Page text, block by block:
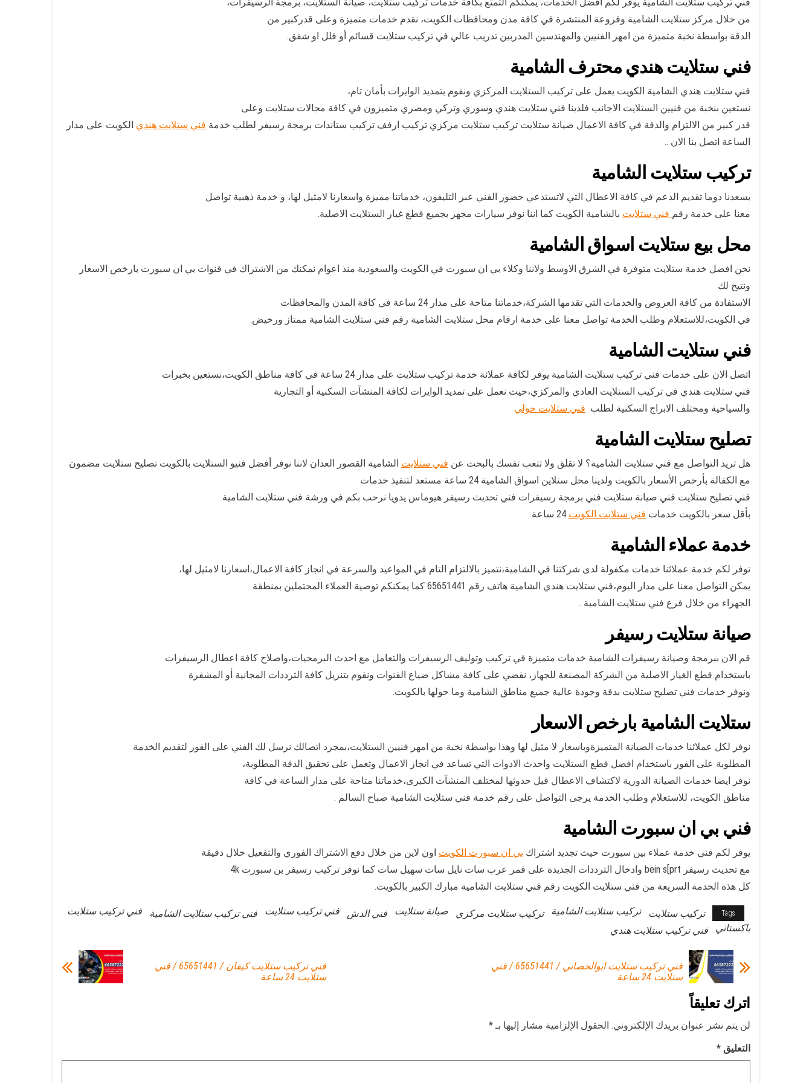
من خلال مركز ستلايت الشامية وفروعة المنتشرة في كافة مدن ومحافظات الكويت، نقدم خدمات متميزة وعلى قدركبير من
الدقة بواسطة نخبة متميزة من امهر الفنيين والمهندسين المدربين تدريب عالي في تركيب ستلايت قسائم أو فلل او شقق.
فني ستلايت هندي محترف الشامية
فني ستلايت هندي الشامية الكويت يعمل على تركيب الستلايت المركزي ونقوم بتمديد الوايرات بأمان تام،
نستعين بنخبة من فنيين الستلايت الاجانب فلدينا فني ستلايت هندي وسوري وتركي ومصري متميزون في كافة مجالات ستلايت وعلى
قدر كبير من الالتزام والدقة في كافة الاعمال صيانة ستلايت تركيب ستلايت مركزي تركيب ارفف تركيب ستاندات برمجة رسيفر لطلب خدمة فني ستلايت هندي الكويت على مدار
الساعة اتصل بنا الان ..
تركيب ستلايت الشامية
يسعدنا دوما تقديم الدعم في كافة الاعطال التي لاتستدعي حضور الفني عبر التليفون، خدماتنا مميزة واسعارنا لامثيل لها، و خدمة ذهبية تواصل
معنا على خدمة رقم فني ستلايت بالشامية الكويت كما اننا نوفر سيارات مجهز بجميع قطع غيار الستلايت الاصلية.
محل بيع ستلايت اسواق الشامية
نحن افضل خدمة ستلايت متوفرة في الشرق الاوسط ولاننا وكلاء بي ان سبورت في الكويت والسعودية منذ اعوام نمكنك من الاشتراك في قنوات بي ان سبورت بارخص الاسعار
ونتيح لك
الاستفادة من كافة العروض والخدمات التي تقدمها الشركة،خدماتنا متاحة على مدار 24 ساعة في كافة المدن والمحافظات
في الكويت،للاستعلام وطلب الخدمة تواصل معنا على خدمة ارقام محل ستلايت الشامية رقم فني ستلايت الشامية ممتاز ورخيض.
فني ستلايت الشامية
اتصل الان على خدمات فني تركيب ستلايت الشامية يوفر لكافة عملائة خدمة تركيب ستلايت على مدار 24 ساعة في كافة مناطق الكويت،نستعين بخبرات
فني ستلايت هندي في تركيب الستلايت العادي والمركزي،حيث نعمل على تمديد الوايرات لكافة المنشآت السكنية أو التجارية
والسياحية ومختلف الابراج السكنية لطلب فني ستلايت حولي
تصليح ستلايت الشامية
هل تريد التواصل مع فني ستلايت الشامية؟ لا تقلق ولا تتعب تفسك بالبحث عن فني ستلايت الشامية القصور العدان لاننا نوفر أفضل فنيو الستلايت بالكويت تصليح ستلايت مضمون
مع الكفالة بأرخص الأسعار بالكويت ولدينا محل ستلاين اسواق الشامية 24 ساعة مستعد لتنفيذ خدمات
فني تصليح ستلايت فني صيانة ستلايت فني برمجة رسيفرات فني تحديث رسيفر هيوماس يدويا نرحب بكم في ورشة فني ستلايت الشامية
بأقل سعر بالكويت خدمات فني ستلايت الكويت
خدمة عملاء الشامية
توفر لكم خدمة عملائنا خدمات مكفولة لدى شركتنا في الشامية،نتميز بالالتزام التام في المواعيد والسرعة في انجاز كافة الاعمال،اسعارنا لامثيل لها،
يمكن التواصل معنا على مدار اليوم،فني ستلايت هندي الشامية هاتف رقم 65651441 كما يمكنكم توصية العملاء المحتملين بمنطقة
الجهراء من خلال فرع فني ستلايت الشامية .
صيانة ستلايت رسيفر
قم الان ببرمجة وصيانة رسيفرات الشامية خدمات متميزة في تركيب وتوليف الرسيفرات والتعامل مع احدث البرمجيات،واصلاح كافة اعطال الرسيفرات
باستخدام قطع الغيار الاصلية من الشركة المصنعة للجهاز، نقضي على كافة مشاكل ضياع القنوات ونقوم بتنزيل كافة الترددات المجانية أو المشفرة
ونوفر خدمات فني تصليح ستلايت بدقة وجودة عالية جميع مناطق الشامية وما حولها بالكويت.
ستلايت الشامية بارخص الاسعار
نوفر لكل عملائنا خدمات الصيانة المتميزةوباسعار لا مثيل لها وهذا بواسطة نخبة من امهر فنيين الستلايت،بمجرد اتصالك نرسل لك الفني على الفور لتقديم الخدمة
المطلوبة على الفور باستخدام افضل قطع الستلايت واحدث الادوات التي تساعد في انجاز الاعمال وتعمل على تحقيق الدقة المطلوبة،
نوفر ايضا خدمات الصيانة الدورية لاكتشاف الاعطال قبل حدوثها لمختلف المنشآت الكبرى،خدماتنا متاحة على مدار الساعة في كافة
مناطق الكويت، للاستعلام وطلب الخدمة يرجى التواصل على رقم خدمة فني ستلايت الشامية صباح السالم .
فني بي ان سبورت الشامية
يوفر لكم فني خدمة عملاء بين سبورت حيث تجديد اشتراك بي ان سبورت الكويت اون لاين من خلال دفع الاشتراك الفوري والتفعيل خلال دقيقة
مع تحديث رسيفر bein s[prt وادخال الترددات الجديدة على قمر عرب سات نايل سات سهيل سات كما نوفر تركيب رسيفر بن سبورت 4k
كل هذة الخدمة السريعة من فني ستلايت الكويت رقم فني ستلايت الشامية مبارك الكبير بالكويت.
Tags تركيب ستلايت تركيب ستلايت الشامية تركيب ستلايت مركزي صيانة ستلايت فني الدش فني تركيب ستلايت فني تركيب ستلايت الشامية
فني تركيب ستلايت
باكستاني
فني تركيب ستلايت هندي
فني تركيب ستلايت كيفان / 65651441 / فني
ستلايت 24 ساعة
فني تركيب ستلايت ابوالحصاني / 65651441 / فني
ستلايت 24 ساعة
اترك تعليقاً
لن يتم نشر عنوان بريدك الإلكتروني. الحقول الإلزامية مشار إليها بـ*
التعليق *